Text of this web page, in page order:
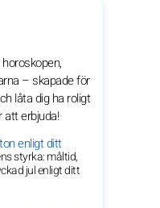
– skapade för
låta dig ha roligt
att erbjuda!
enligt ditt
styrka: måltid,
jul enligt ditt